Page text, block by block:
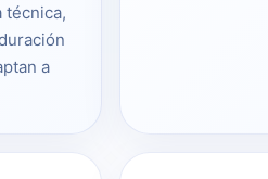
técnica,
a